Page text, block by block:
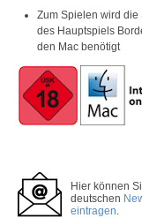
Zum Spielen wird die
des Hauptspiels
den Mac benötigt
Hier können
deutschen
eintragen